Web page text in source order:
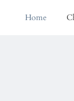
Home